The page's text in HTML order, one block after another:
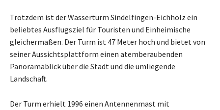
Trotzdem ist der Wasserturm Sindelfingen-Eichholz ein
beliebtes Ausflugsziel für Touristen und Einheimische
gleichermaßen. Der Turm ist 47 Meter hoch und bietet von
seiner Aussichtsplattform einen atemberaubenden
Panoramablick über die Stadt und die umliegende
Landschaft.
Der Turm erhielt 1996 einen Antennenmast mit